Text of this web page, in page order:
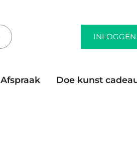
INLOGGEN
Afspraak
Doe kunst